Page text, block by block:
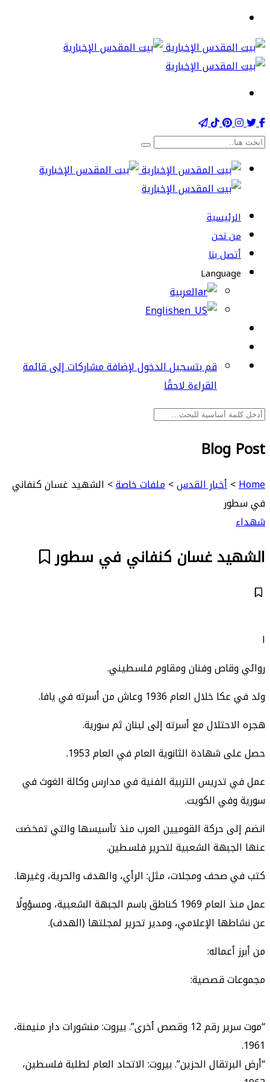
الرئيسية
من نحن
أتصل بنا
Language
العربية
English
قم بتسجيل الدخول لإضافة مشاركات إلى قائمة
القراءة لاحقًا
Blog Post
Home
>أخبار القدس>ملفات خاصة> الشهيد غسان كنفاني
في سطور
شهداء
الشهيد غسان كنفاني في سطور
ا
روائي وقاص وفنان ومقاوم فلسطيني.
ولد في عكا خلال العام 1936 وعاش من أسرته في يافا.
هجره الاحتلال مع أسرته إلى لبنان ثم سورية.
حصل على شهادة الثانوية العام في العام 1953.
عمل في تدريس التربية الفنية في مدارس وكالة الغوث في
سورية وفي الكويت.
انضم إلى حركة القوميين العرب منذ تأسيسها والتي تمخضت
عنها الجبهة الشعبية لتحرير فلسطين.
كتب في صحف ومجلات، مثل: الرأي، والهدف والحرية، وغيرها.
عمل منذ العام 1969 كناطق باسم الجبهة الشعبية، ومسؤولًا
عن نشاطها الإعلامي، ومدير تحرير لمجلتها (الهدف).
من أبرز أعماله:
مجموعات قصصية:
“موت سرير رقم 12 وقصص أخرى”. بيروت: منشورات دار منيمنة،
1961.
“أرض البرتقال الحزين”. بيروت: الاتحاد العام لطلبة فلسطين،